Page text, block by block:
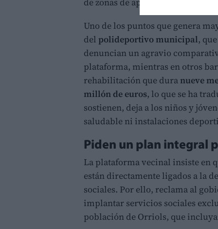
Uno de los puntos que genera
del polideportivo municipal, que
denuncian un agravio
plataforma, mientras en otros
rehabilitación que duranueve
millón de euros, lo que se ha
sostienen, deja a los niños y
saludable ni instalaciones
Piden un plan integral
La plataforma vecinal insiste en
están directamente ligados a la
sociales. Por ello, reclama al
implantar servicios sociales
población de Orriols, que